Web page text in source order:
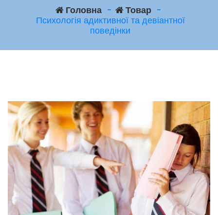
Головна- Товар-
Психологія адиктивної та девіантної
поведінки